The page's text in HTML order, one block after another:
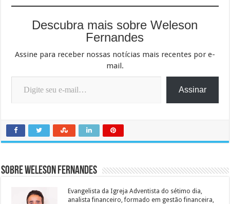
Descubra mais sobre Weleson
Fernandes
Assine para receber nossas notícias mais recentes por e-
mail.
Digite seu e-mail…
Assinar
Sobre Weleson Fernandes
Evangelista da Igreja Adventista do sétimo dia,
analista financeiro, formado em gestão financeira,